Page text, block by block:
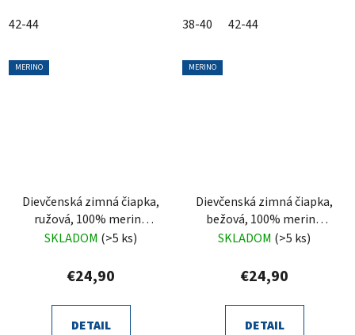
42-44 38-40 42-44
MERINO
Dievčenská zimná čiapka,
ružová, 100% merino
vlnená, zaväzovacia,
SKLADOM (>5 ks)
€24,90
DETAIL
MERINO
Dievčenská zimná čiapka,
bežová, 100% merino
vlnená, zaväzovacia,
SKLADOM (>5 ks)
€24,90
DETAIL